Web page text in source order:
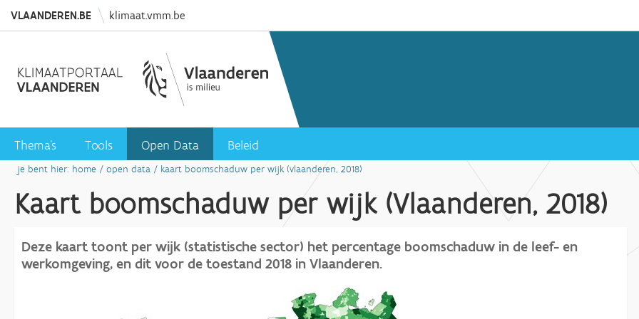
VLAANDEREN.BE klimaat.vmm.be
Thema's Tools Open Data Beleid
je bent hier: home / open data / kaart boomschaduw per wijk (vlaanderen, 2018)
Kaart boomschaduw per wijk (Vlaanderen, 2018)
Deze kaart toont per wijk (statistische sector) het percentage boomschaduw in de leef- en
werkomgeving, en dit voor de toestand 2018 in Vlaanderen.